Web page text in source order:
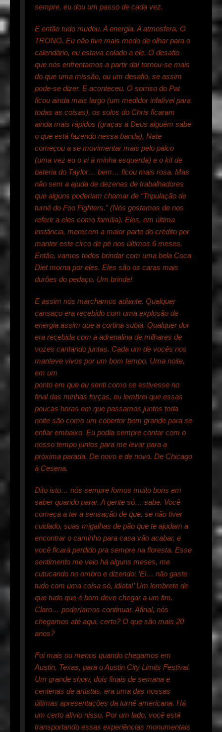
sempre, eu dou um passo de cada vez.
E então tudo mudou. A energia. A atmosfera. O
TRONO. Eu não tive mais medo de olhar para o
calendário, eu estava colado a ele. O desafio
que nós enfrentamos a partir daí tornou-se mais
do que uma missão, ou um desafio, se assim
pode-se dizer. E aconteceu. O sorriso do Pat
ficou ainda mais largo (um medidor infalível para
todas as coisas), os solos do Chris ficaram
ainda mais rápidos (graças a Deus alguém sabe
o que está fazendo nessa banda), Nate
começou a se movimentar mais pelo palco
(uma vez eu o vi à minha esquerda) e o kit de
bateria do Taylor… bem… ficou mais rosa. Mas
não sem a ajuda de dezenas de trabalhadores
que alguns poderiam chamar de “Tripulação de
turnê do Foo Fighters.” (Nós gostamos de nos
referir a eles como família). Eles, em última
instância, merecem a maior parte do crédito por
manter este circo de pé nos últimos 6 meses.
Então, vamos todos brindar com uma bela Coca
Diet morna por eles. Eles são os caras mais
durões do pedaço. Um brinde!
E assim nós marchamos adiante. Qualquer
cansaço era recebido com uma explosão de
energia assim que a cortina subia. Qualquer dor
era recebida com a adrenalina de milhares de
vozes cantando juntas. Cada um de vocês nos
manteve vivos por um bom tempo. Uma noite,
em um
ponto em que eu senti como se estivesse no
final das minhas forças, eu lembrei que essas
poucas horas em que passamos juntos toda
noite são como um cobertor bem grande para se
enfiar embaixo. Eu podia sempre contar com o
nosso tempo juntos para me levar para a
próxima parada. De novo e de novo. De Chicago
à Cesena.
Dito isto… nós sempre fomos muito bons em
saber quando parar. A gente só… sabe. Você
começa a ter a sensação de que, se não tiver
cuidado, suas migalhas de pão que te ajudam a
encontrar o caminho para casa vão acabar, e
você ficará perdido pra sempre na floresta. Esse
sentimento me veio há alguns meses, me
cutucando no ombro e dizendo: ‘Ei… não gaste
tudo com uma coisa só, idiota!’ Um lembrete de
que tudo que é bom deve chegar a um fim.
Claro… poderíamos continuar. Afinal, nós
chegamos até aqui, certo? O que são mais 20
anos?
Foi mais ou menos quando chegamos em
Austin, Texas, para o Austin City Limits Festival.
Um grande show, dois finais de semana e
centenas de artistas, era uma das nossas
últimas apresentações da turnê americana. Há
um certo alívio nisso. Por um lado, você está
transportando essas experiências monumentais